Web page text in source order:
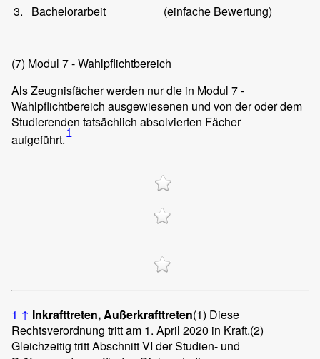
3.
Bachelorarbeit (einfache Bewertung)
(7) Modul 7 - Wahlpflichtbereich
Als Zeugnisfächer werden nur die in Modul 7 -
Wahlpflichtbereich ausgewiesenen und von der oder dem
Studierenden tatsächlich absolvierten Fächer
aufgeführt. 1
1 ↑ Inkrafttreten, Außerkrafttreten(1) Diese
Rechtsverordnung tritt am 1. April 2020 in Kraft.(2)
Gleichzeitig tritt Abschnitt VI der Studien- und